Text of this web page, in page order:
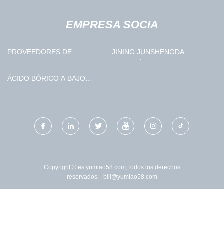
EMPRESA SOCIA
PROVEEDORES DE
CONSTRUCCIÓN
JINING JUNSHENGDA
ÁCIDO BÓRICO A BAJO
Copyright © es.yumiao58.com,Todos los derechos
reservados.
bill@yumiao58.com